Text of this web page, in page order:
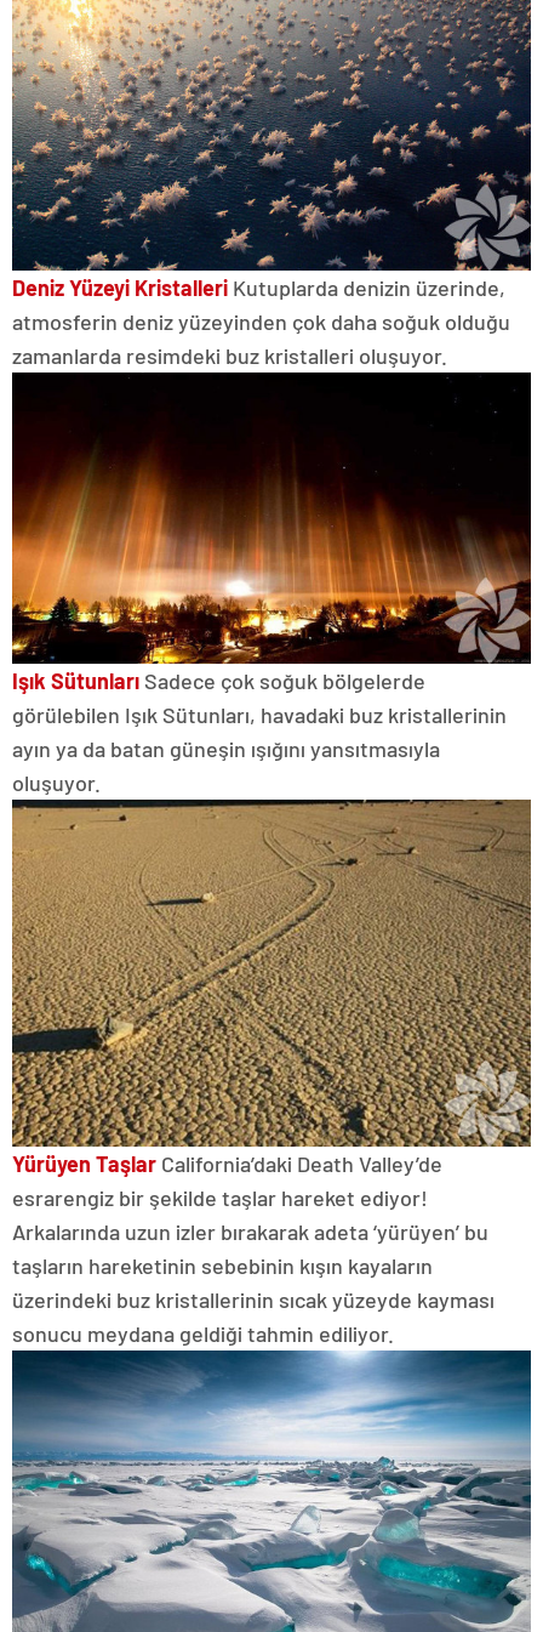
Deniz Yüzeyi Kristalleri Kutuplarda denizin üzerinde,
atmosferin deniz yüzeyinden çok daha soğuk olduğu
zamanlarda resimdeki buz kristalleri oluşuyor.
Işık Sütunları Sadece çok soğuk bölgelerde
görülebilen Işık Sütunları, havadaki buz kristallerinin
ayın ya da batan güneşin ışığını yansıtmasıyla
oluşuyor.
Yürüyen Taşlar California’daki Death Valley’de
esrarengiz bir şekilde taşlar hareket ediyor!
Arkalarında uzun izler bırakarak adeta ‘yürüyen’ bu
taşların hareketinin sebebinin kışın kayaların
üzerindeki buz kristallerinin sıcak yüzeyde kayması
sonucu meydana geldiği tahmin ediliyor.